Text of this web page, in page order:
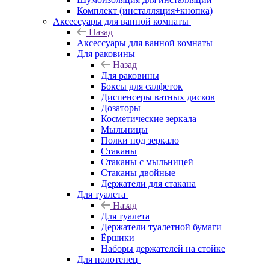
Комплект (инсталляция+кнопка)
Аксессуары для ванной комнаты
Назад
Аксессуары для ванной комнаты
Для раковины
Назад
Для раковины
Боксы для салфеток
Диспенсеры ватных дисков
Дозаторы
Косметические зеркала
Мыльницы
Полки под зеркало
Стаканы
Стаканы с мыльницей
Стаканы двойные
Держатели для стакана
Для туалета
Назад
Для туалета
Держатели туалетной бумаги
Ёршики
Наборы держателей на стойке
Для полотенец